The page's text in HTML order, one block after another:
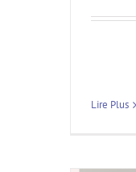
Lire Plus